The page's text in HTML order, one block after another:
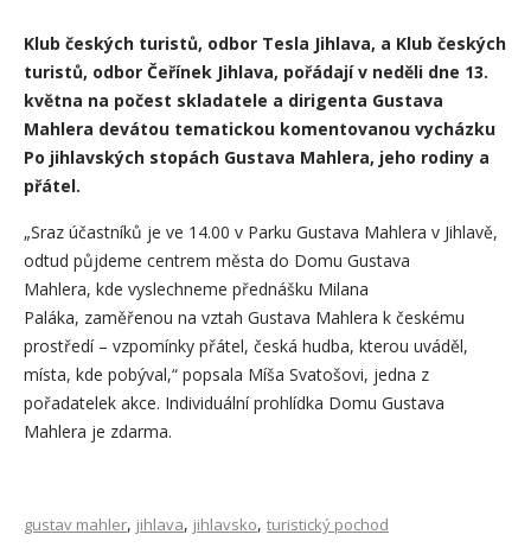
Klub českých turistů, odbor Tesla Jihlava, a Klub českých
turistů, odbor Čeřínek Jihlava, pořádají v neděli dne 13.
května na počest skladatele a dirigenta Gustava
Mahlera devátou tematickou komentovanou vycházku
Po jihlavských stopách Gustava Mahlera, jeho rodiny a
přátel.
„Sraz účastníků je ve 14.00 v Parku Gustava Mahlera v Jihlavě,
odtud půjdeme centrem města do Domu Gustava
Mahlera, kde vyslechneme přednášku Milana
Paláka, zaměřenou na vztah Gustava Mahlera k českému
prostředí – vzpomínky přátel, česká hudba, kterou uváděl,
místa, kde pobýval,“ popsala Míša Svatošovi, jedna z
pořadatelek akce. Individuální prohlídka Domu Gustava
Mahlera je zdarma.
gustav mahler, jihlava, jihlavsko, turistický pochod